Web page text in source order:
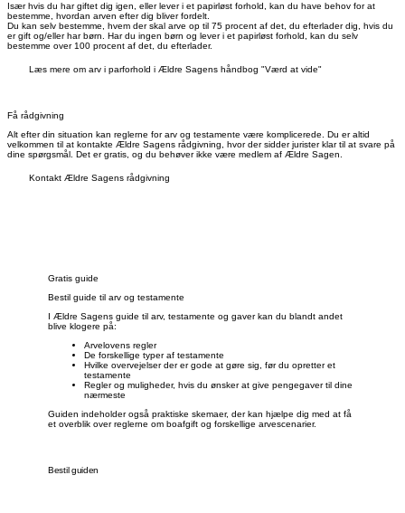
Især hvis du har giftet dig igen, eller lever i et papirløst forhold, kan du have behov for at
bestemme, hvordan arven efter dig bliver fordelt.
Du kan selv bestemme, hvem der skal arve op til 75 procent af det, du efterlader dig, hvis du
er gift og/eller har børn. Har du ingen børn og lever i et papirløst forhold, kan du selv
bestemme over 100 procent af det, du efterlader.
Læs mere om arv i parforhold i Ældre Sagens håndbog "Værd at vide"
Få rådgivning
Alt efter din situation kan reglerne for arv og testamente være komplicerede. Du er altid
velkommen til at kontakte Ældre Sagens rådgivning, hvor der sidder jurister klar til at svare på
dine spørgsmål. Det er gratis, og du behøver ikke være medlem af Ældre Sagen.
Kontakt Ældre Sagens rådgivning
Gratis guide
Bestil guide til arv og testamente
I Ældre Sagens guide til arv, testamente og gaver kan du blandt andet
blive klogere på:
Arvelovens regler
De forskellige typer af testamente
Hvilke overvejelser der er gode at gøre sig, før du opretter et
testamente
Regler og muligheder, hvis du ønsker at give pengegaver til dine
nærmeste
Guiden indeholder også praktiske skemaer, der kan hjælpe dig med at få
et overblik over reglerne om boafgift og forskellige arvescenarier.
Bestil guiden